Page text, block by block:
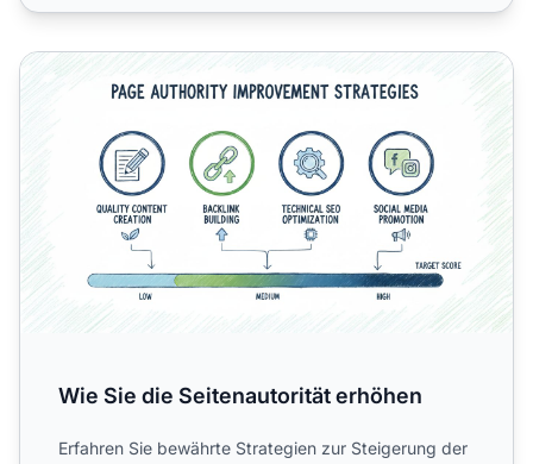
Wie Sie die Seitenautorität erhöhen
Wie Sie die Seitenautorität erhöhen
Erfahren Sie bewährte Strategien zur Steigerung der